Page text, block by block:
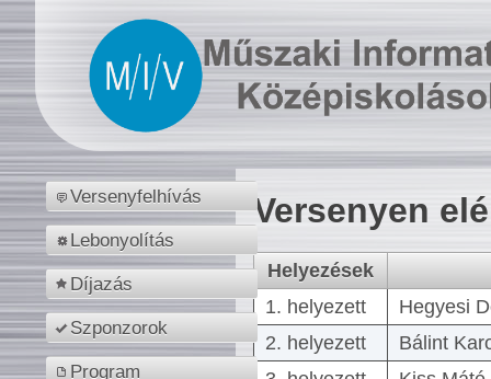
Versenyfelhívás
Lebonyolítás
Díjazás
Szponzorok
Program
Versenyen
Helyezések
1. helyezett
Hegyesi
2. helyezett
Bálint